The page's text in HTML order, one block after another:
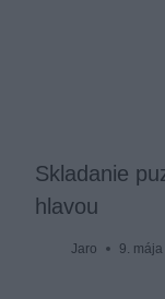
Skladanie
hlavou
Jaro 9.